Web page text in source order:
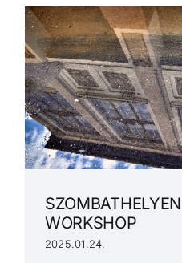
WORKSHOP
2025.01.24.